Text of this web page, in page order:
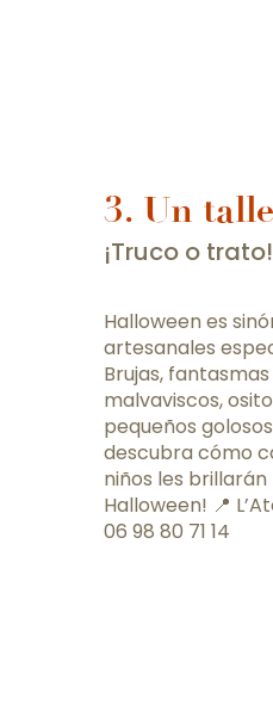
3. Un
¡Truco o trato!
Halloween es
artesanales
Brujas,
malvaviscos,
pequeños
descubra cómo
niños les
Halloween! 📍
06 98 80 71 14